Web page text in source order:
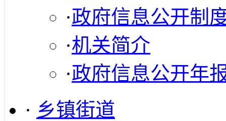
·政府信息公开制
·机关简介
·政府信息公开年
· 乡镇街道